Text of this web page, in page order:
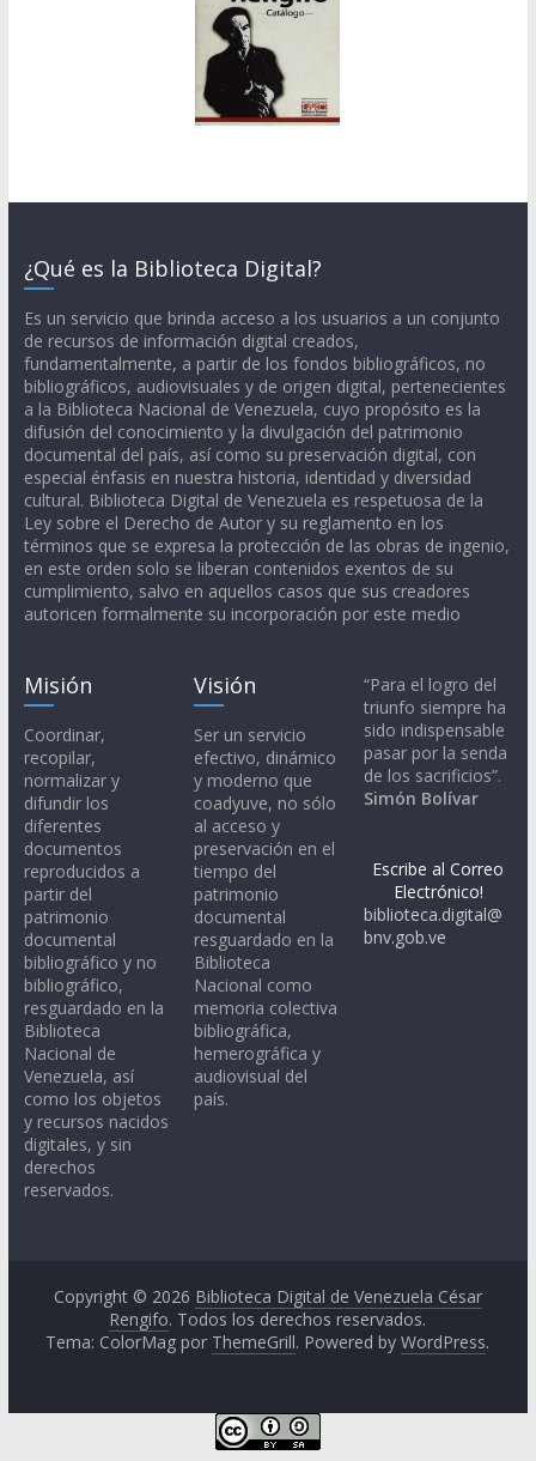
¿Qué es la Biblioteca Digital?
Es un servicio que brinda acceso a los usuarios a un conjunto
de recursos de información digital creados,
fundamentalmente, a partir de los fondos bibliográficos, no
bibliográficos, audiovisuales y de origen digital, pertenecientes
a la Biblioteca Nacional de Venezuela, cuyo propósito es la
difusión del conocimiento y la divulgación del patrimonio
documental del país, así como su preservación digital, con
especial énfasis en nuestra historia, identidad y diversidad
cultural. Biblioteca Digital de Venezuela es respetuosa de la
Ley sobre el Derecho de Autor y su reglamento en los
términos que se expresa la protección de las obras de ingenio,
en este orden solo se liberan contenidos exentos de su
cumplimiento, salvo en aquellos casos que sus creadores
autoricen formalmente su incorporación por este medio
Misión
Coordinar,
recopilar,
normalizar y
difundir los
diferentes
documentos
reproducidos a
partir del
patrimonio
documental
bibliográfico y no
bibliográfico,
resguardado en la
Biblioteca
Nacional de
Venezuela, así
como los objetos
y recursos nacidos
digitales, y sin
derechos
reservados.
Visión
Ser un servicio
efectivo, dinámico
y moderno que
coadyuve, no sólo
al acceso y
preservación en el
tiempo del
patrimonio
documental
resguardado en la
Biblioteca
Nacional como
memoria colectiva
bibliográfica,
hemerográfica y
audiovisual del
país.
“Para el logro del
triunfo siempre ha
sido indispensable
pasar por la senda
de los sacrificios”.
Simón Bolívar
Escribe al Correo
Electrónico!
biblioteca.digital@
bnv.gob.ve
Copyright © 2026 Biblioteca Digital de Venezuela César
Rengifo. Todos los derechos reservados.
Tema: ColorMag por ThemeGrill. Powered byWordPress.